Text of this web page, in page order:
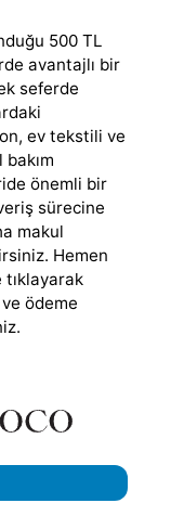
500 TL
avantajlı bir
seferde
ev tekstili ve
önemli bir
sürecine
makul
Hemen
ödeme